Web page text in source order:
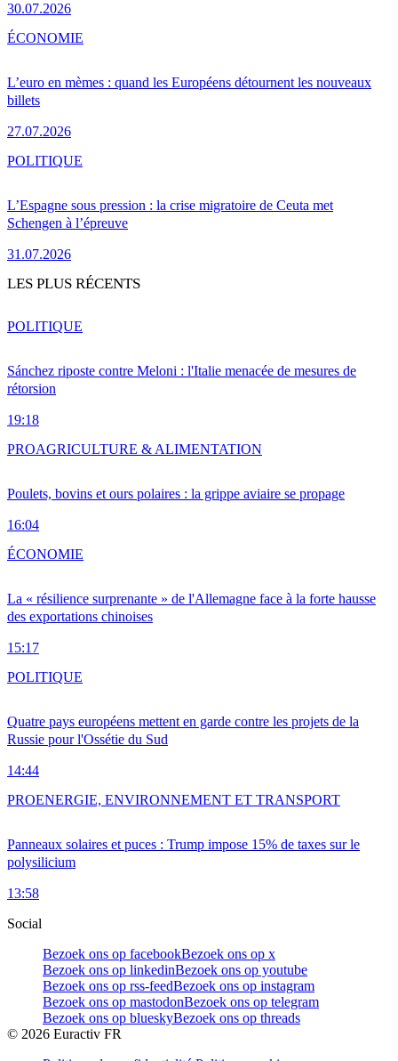
30.07.2026
L’euro en mèmes : quand les Européens détournent les nouveaux
billets
27.07.2026
ÉCONOMIE
L’Espagne sous pression : la crise migratoire de Ceuta met
Schengen à l’épreuve
31.07.2026
POLITIQUE
LES PLUS RÉCENTS
Sánchez riposte contre Meloni : l'Italie menacée de mesures de
rétorsion
19:18
POLITIQUE
Poulets, bovins et ours polaires : la grippe aviaire se propage
16:04
PROAGRICULTURE & ALIMENTATION
La « résilience surprenante » de l'Allemagne face à la forte hausse
des exportations chinoises
15:17
ÉCONOMIE
Quatre pays européens mettent en garde contre les projets de la
Russie pour l'Ossétie du Sud
14:44
POLITIQUE
Panneaux solaires et puces : Trump impose 15% de taxes sur le
polysilicium
13:58
PROENERGIE, ENVIRONNEMENT ET TRANSPORT
Social
Bezoek ons op facebookBezoek ons op x
Bezoek ons op linkedinBezoek ons op youtube
Bezoek ons op rss-feedBezoek ons op instagram
Bezoek ons op mastodonBezoek ons op telegram
Bezoek ons op blueskyBezoek ons op threads
© 2026 Euractiv FR